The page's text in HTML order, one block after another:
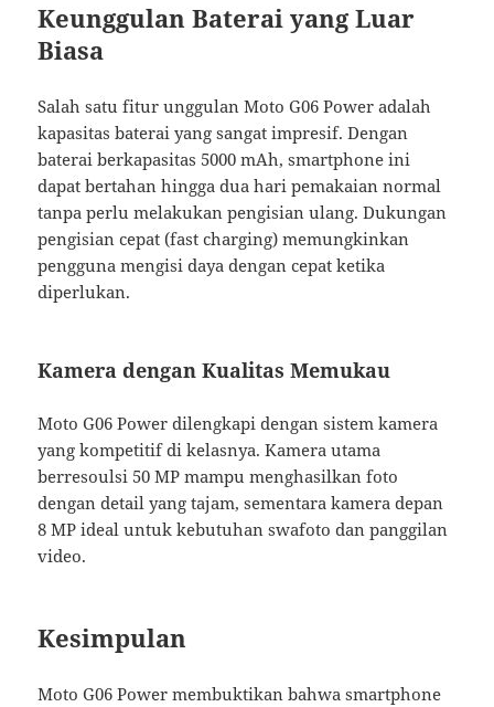
Keunggulan Baterai yang Luar
Biasa
Salah satu fitur unggulan Moto G06 Power adalah
kapasitas baterai yang sangat impresif. Dengan
baterai berkapasitas 5000 mAh, smartphone ini
dapat bertahan hingga dua hari pemakaian normal
tanpa perlu melakukan pengisian ulang. Dukungan
pengisian cepat (fast charging) memungkinkan
pengguna mengisi daya dengan cepat ketika
diperlukan.
Kamera dengan Kualitas Memukau
Moto G06 Power dilengkapi dengan sistem kamera
yang kompetitif di kelasnya. Kamera utama
berresoulsi 50 MP mampu menghasilkan foto
dengan detail yang tajam, sementara kamera depan
8 MP ideal untuk kebutuhan swafoto dan panggilan
video.
Kesimpulan
Moto G06 Power membuktikan bahwa smartphone